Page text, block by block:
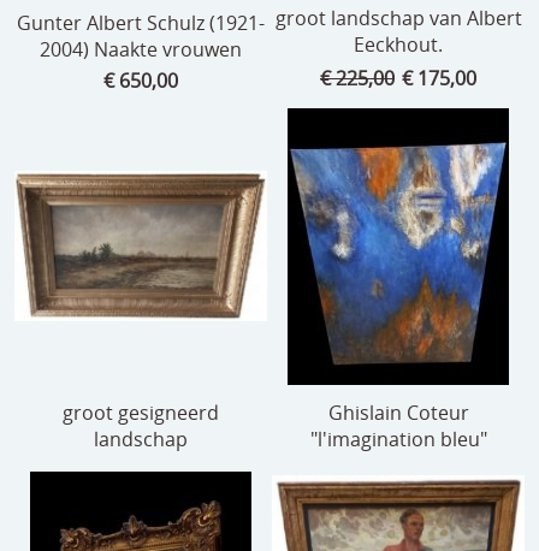
Gunter Albert Schulz (1921-
2004) Naakte vrouwen
€ 650,00
groot landschap van Albert
Eeckhout.
€ 225,00 € 175,00
groot gesigneerd
landschap
Ghislain Coteur
"l'imagination bleu"